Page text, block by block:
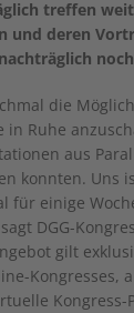
treffen
und deren
die
in Ruhe
aus
konnten. Uns
für einige
DGG-
gilt
Kongresses,